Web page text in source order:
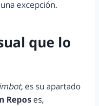
excepción.
que lo
, es su apartado
Repos es,